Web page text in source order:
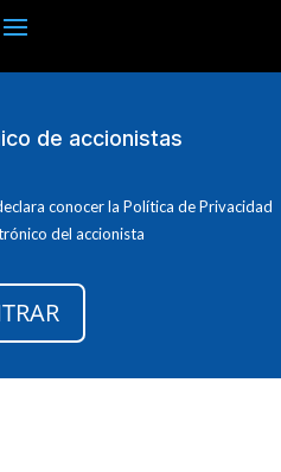
de accionistas
conocer la Política de Privacidad
del accionista